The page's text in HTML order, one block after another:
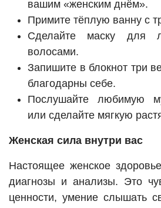
вашим «женским днём».
Примите тёплую ванну с
Сделайте маску для
волосами.
Запишите в блокнот три
благодарны себе.
Послушайте любимую
или сделайте мягкую
Женская сила внутри вас
Настоящее женское
диагнозы и анализы. Это
ценности, умение слышать